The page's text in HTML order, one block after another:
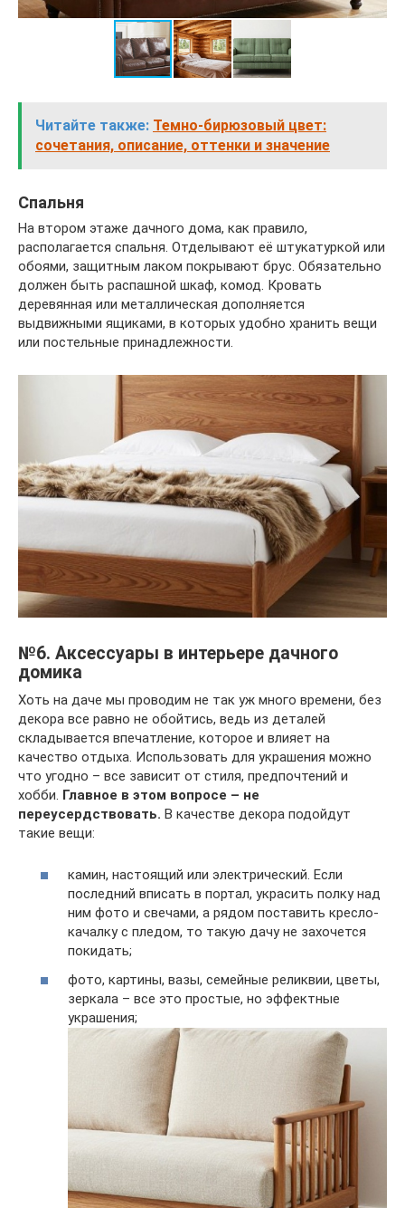
Читайте также: Темно-бирюзовый цвет:
сочетания, описание, оттенки и значение
Спальня
На втором этаже дачного дома, как правило,
располагается спальня. Отделывают её штукатуркой или
обоями, защитным лаком покрывают брус. Обязательно
должен быть распашной шкаф, комод. Кровать
деревянная или металлическая дополняется
выдвижными ящиками, в которых удобно хранить вещи
или постельные принадлежности.
№6. Аксессуары в интерьере дачного
домика
Хоть на даче мы проводим не так уж много времени, без
декора все равно не обойтись, ведь из деталей
складывается впечатление, которое и влияет на
качество отдыха. Использовать для украшения можно
что угодно – все зависит от стиля, предпочтений и
хобби. Главное в этом вопросе – не
переусердствовать. В качестве декора подойдут
такие вещи:
камин, настоящий или электрический. Если
последний вписать в портал, украсить полку над
ним фото и свечами, а рядом поставить кресло-
качалку с пледом, то такую дачу не захочется
покидать;
фото, картины, вазы, семейные реликвии, цветы,
зеркала – все это простые, но эффектные
украшения;